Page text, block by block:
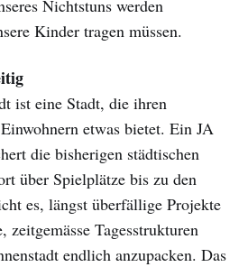
Nichtstuns werden
Kinder tragen müssen.
ist eine Stadt, die ihren
etwas bietet. Ein JA
die bisherigen städtischen
über Spielplätze bis zu den
es, längst überfällige Projekte
zeitgemässe Tagesstrukturen
endlich anzupacken. Das